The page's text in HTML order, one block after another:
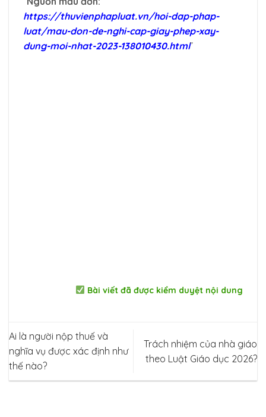
https://thuvienphapluat.vn/hoi-dap-phap-
luat/mau-don-de-nghi-cap-giay-phep-xay-
dung-moi-nhat-2023-138010430.html”
Bài viết đã được kiểm duyệt nội dung
Ai là người nộp thuế và
nghĩa vụ được xác định như
thế nào?
Trách nhiệm của nhà giáo
theo Luật Giáo dục 2026?